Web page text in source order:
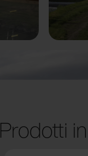
Prodotti